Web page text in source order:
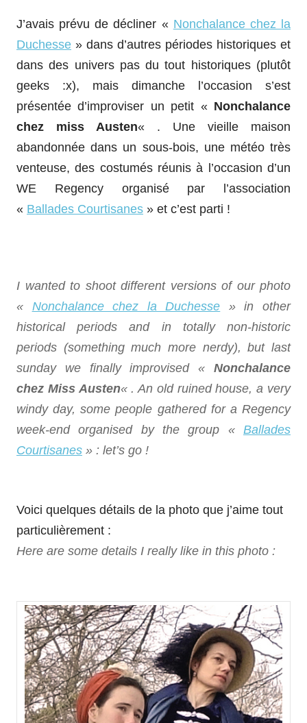
J’avais prévu de décliner « Nonchalance chez la
Duchesse » dans d’autres périodes historiques et
dans des univers pas du tout historiques (plutôt
geeks :x), mais dimanche l’occasion s’est
présentée d’improviser un petit « Nonchalance
chez miss Austen« . Une vieille maison
abandonnée dans un sous-bois, une météo très
venteuse, des costumés réunis à l’occasion d’un
WE Regency organisé par l’association
« Ballades Courtisanes » et c’est parti !
I wanted to shoot different versions of our photo
« Nonchalance chez la Duchesse » in other
historical periods and in totally non-historic
periods (something much more nerdy), but last
sunday we finally improvised « Nonchalance
chez Miss Austen« . An old ruined house, a very
windy day, some people gathered for a Regency
week-end organised by the group «Ballades
Courtisanes » : let’s go !
Voici quelques détails de la photo que j’aime tout
particulièrement :
Here are some details I really like in this photo :